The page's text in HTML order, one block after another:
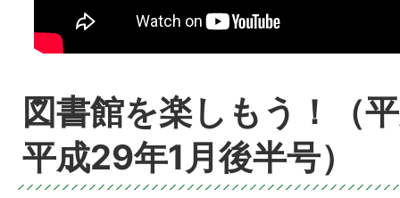
図書館を楽しもう！（
平成29年1月後半号）